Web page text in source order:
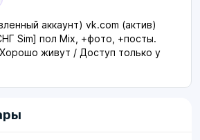
аккаунт) vk.com (актив)
Sim] пол Mix, +фото, +посты.
живут / Доступ только у